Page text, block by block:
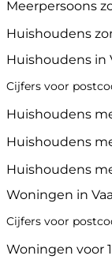
Meerpersoons
Huishoudens
Huishoudens in
Cijfers voor
Huishoudens
Huishoudens
Huishoudens
Woningen in
Cijfers voor
Woningen voor